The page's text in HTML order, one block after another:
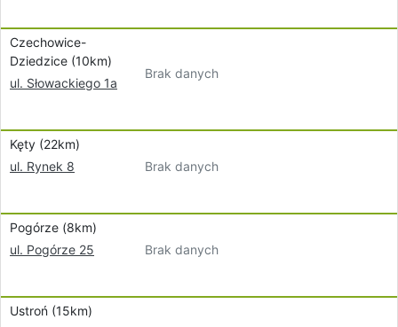
Czechowice-
Dziedzice (10km)
ul. Słowackiego 1a
Brak danych
Kęty (22km)
ul. Rynek 8
Brak danych
Pogórze (8km)
ul. Pogórze 25
Brak danych
Ustroń (15km)